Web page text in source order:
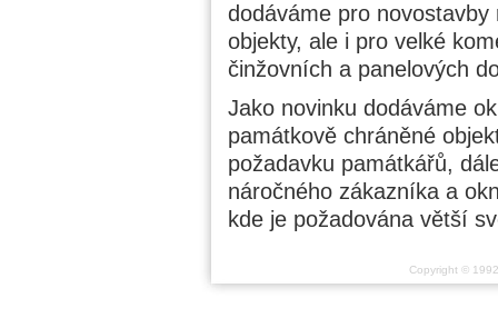
dodáváme pro
objekty, ale i pro velké
činžovních a panelových
Jako novinku dodáváme
památkově chráněné
požadavku památkářů,
náročného zákazníka a
kde je požadována větší
Copyright ©